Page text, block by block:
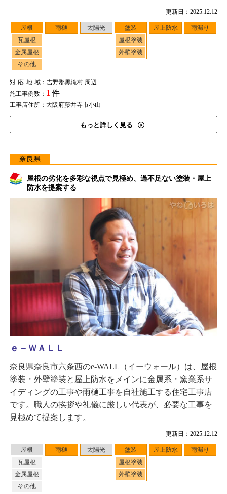
更新日：2025.12.12
屋根
瓦屋根
金属屋根
その他
雨樋 太陽光
塗装
屋根塗装
外壁塗装
屋上防水 雨漏り
対応地域：吉野郡黒滝村 周辺
施工事例数： 1 件
工事店住所：大阪府藤井寺市小山
もっと詳しく見る
奈良県
屋根の劣化を多彩な視点で見極め、過不足ない塗装・屋上
防水を提案する
更新日：2025.12.12
屋根
瓦屋根
金属屋根
その他
雨樋 太陽光
塗装
屋根塗装
外壁塗装
屋上防水 雨漏り
ｅ－ＷＡＬＬ
奈良県奈良市六条西のe-WALL（イーウォール）は、屋根
塗装・外壁塗装と屋上防水をメインに金属系・窯業系サ
イディングの工事や雨樋工事を自社施工する住宅工事店
です。職人の挨拶や礼儀に厳しい代表が、必要な工事を
見極めて提案します。